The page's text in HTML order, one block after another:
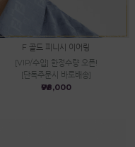
F 골드 피니시 이어링
[VIP/수입] 한정수량 오픈!
[단독주문시 바로배송]
₩98,000